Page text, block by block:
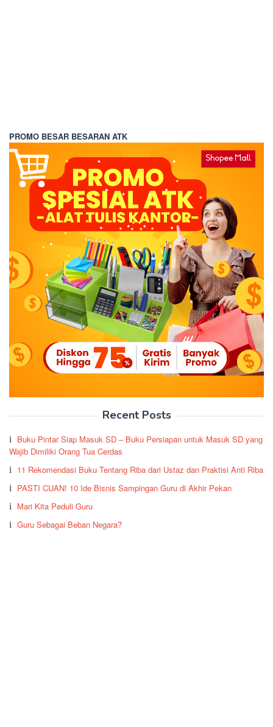
PROMO BESAR BESARAN ATK
Recent Posts
Buku Pintar Siap Masuk SD – Buku Persiapan untuk Masuk SD yang
Wajib Dimiliki Orang Tua Cerdas
11 Rekomendasi Buku Tentang Riba dari Ustaz dan Praktisi Anti Riba
PASTI CUAN! 10 Ide Bisnis Sampingan Guru di Akhir Pekan
Mari Kita Peduli Guru
Guru Sebagai Beban Negara?